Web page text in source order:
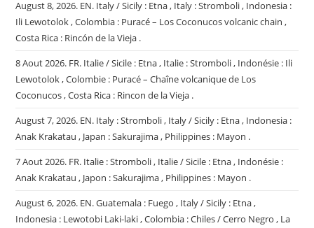
August 8, 2026. EN. Italy / Sicily : Etna , Italy : Stromboli , Indonesia :
Ili Lewotolok , Colombia : Puracé – Los Coconucos volcanic chain ,
Costa Rica : Rincón de la Vieja .
8 Aout 2026. FR. Italie / Sicile : Etna , Italie : Stromboli , Indonésie : Ili
Lewotolok , Colombie : Puracé – Chaîne volcanique de Los
Coconucos , Costa Rica : Rincon de la Vieja .
August 7, 2026. EN. Italy : Stromboli , Italy / Sicily : Etna , Indonesia :
Anak Krakatau , Japan : Sakurajima , Philippines : Mayon .
7 Aout 2026. FR. Italie : Stromboli , Italie / Sicile : Etna , Indonésie :
Anak Krakatau , Japon : Sakurajima , Philippines : Mayon .
August 6, 2026. EN. Guatemala : Fuego , Italy / Sicily : Etna ,
Indonesia : Lewotobi Laki-laki , Colombia : Chiles / Cerro Negro , La